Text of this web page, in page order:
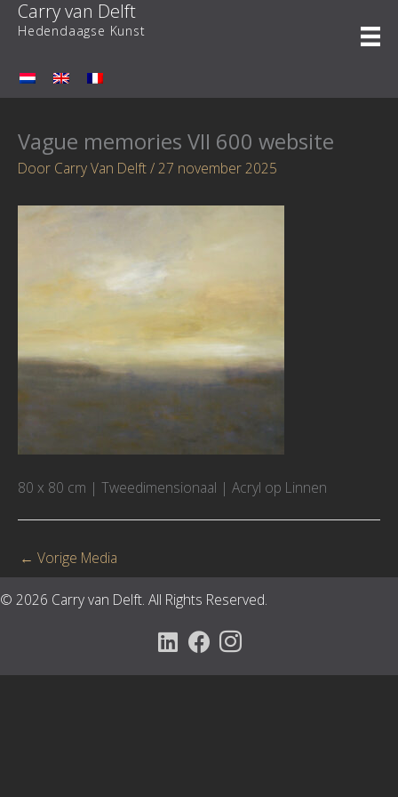
naar
inhoud
Carry van Delft
Hedendaagse Kunst
Vague memories VII 600 website
Door Carry Van Delft/27 november 2025
80 x 80 cm | Tweedimensionaal | Acryl op Linnen
← Vorige Media
© 2026 Carry van Delft. All Rights Reserved.